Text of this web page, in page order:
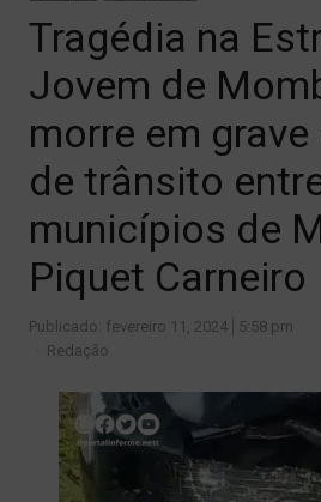
Tragédia na
Jovem de
morre em
de trânsito
municípios de
Piquet Carneiro
Publicado: fevereiro 11, 2024
5:58 pm
Author
Redação